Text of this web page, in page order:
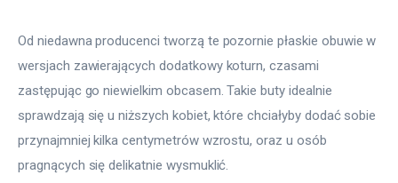
Od niedawna producenci tworzą te pozornie płaskie obuwie w
wersjach zawierających dodatkowy koturn, czasami
zastępując go niewielkim obcasem. Takie buty idealnie
sprawdzają się u niższych kobiet, które chciałyby dodać sobie
przynajmniej kilka centymetrów wzrostu, oraz u osób
pragnących się delikatnie wysmuklić.